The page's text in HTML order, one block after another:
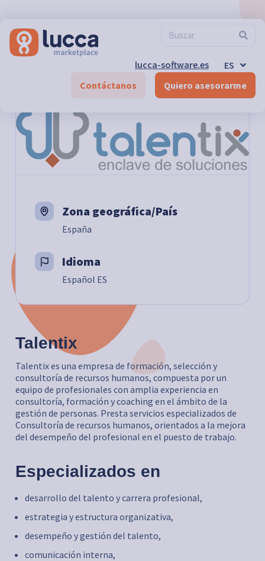
lucca-software.es ES
FR-CH
DE
Contáctanos
Quiero asesorarme
Talentix
Zona geográfica/País
España
Idioma
Español ES
Talentix
Talentix es una empresa de formación, selección y
consultoría de recursos humanos, compuesta por un
equipo de profesionales con amplia experiencia en
consultoría, formación y coaching en el ámbito de la
gestión de personas. Presta servicios especializados de
Consultoría de recursos humanos, orientados a la mejora
del desempeño del profesional en el puesto de trabajo.
Especializados en
desarrollo del talento y carrera profesional,
estrategia y estructura organizativa,
desempeño y gestión del talento,
comunicación interna,